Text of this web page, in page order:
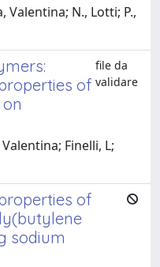
Valentina; N., Lotti; P.,
of
file da
validare
Finelli, L;
of
sodium